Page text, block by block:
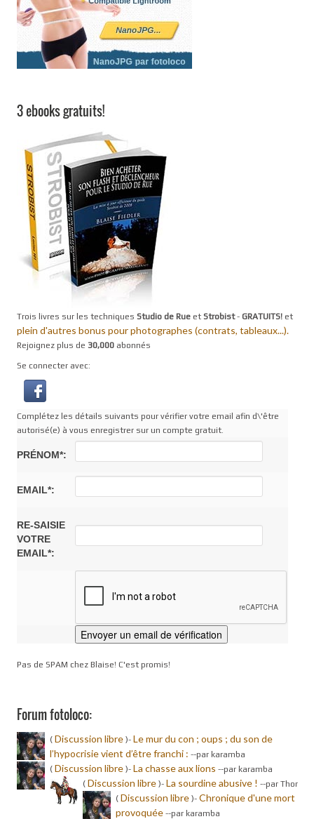
3 ebooks gratuits!
Trois livres sur les techniques Studio de Rue et Strobist- GRATUITS! et
plein d'autres bonus pour photographes (contrats, tableaux...).
Rejoignez plus de 30,000 abonnés
Se connecter avec:
Complétez les détails suivants pour vérifier votre email afin d\'être
autorisé(e) à vous enregistrer sur un compte gratuit.
PRÉNOM*:
EMAIL*:
RE-SAISIE
VOTRE
EMAIL*:
Pas de SPAM chez Blaise! C'est promis!
Forum fotoloco:
( Discussion libre )- Le mur du con ; oups ; du son de
l’hypocrisie vient d’être franchi : --par karamba
( Discussion libre )- La chasse aux lions --par karamba
( Discussion libre )- La sourdine abusive ! --par Thor
( Discussion libre )- Chronique d'une mort
provoquée --par karamba